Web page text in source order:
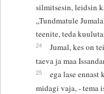
silmitsesin, leidsin
„Tundmatule
teenite, teda
24
Jumal, kes on
taeva ja maa
25
ega lase
midagi vaja, - tema